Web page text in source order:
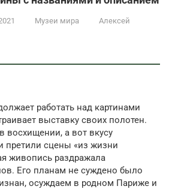
Музеи мира
Алексей
работать над картинами
выставку своих полотен.
восхищении, а вот вкусу
претили сцены «из жизни
живопись раздражала
Его планам не суждено было
осуждаем в родном Париже и